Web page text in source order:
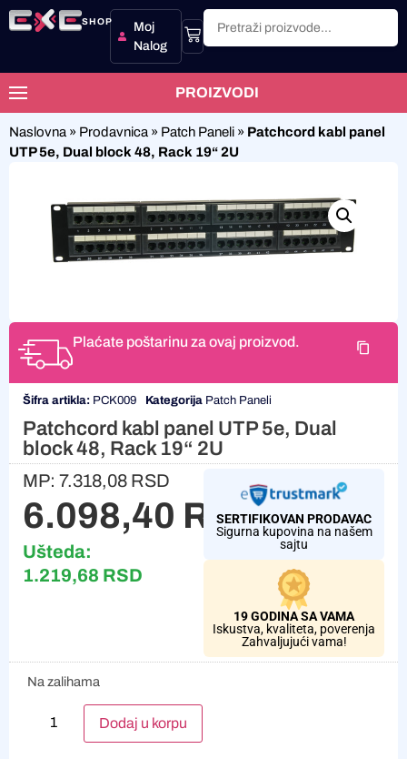
SHOP
Moj
Nalog
PROIZVODI
Naslovna » Prodavnica » Patch Paneli » Patchcord kabl panel
UTP 5e, Dual block 48, Rack 19“ 2U
Plaćate poštarinu za ovaj proizvod.
Šifra artikla: PCK009 Kategorija Patch Paneli
Patchcord kabl panel UTP 5e, Dual
block 48, Rack 19“ 2U
MP: 7.318,08 RSD
6.098,40 RSD
Ušteda:
1.219,68 RSD
SERTIFIKOVAN PRODAVAC
Sigurna kupovina na našem
sajtu
19 GODINA SA VAMA
Iskustva, kvaliteta, poverenja
Zahvaljujući vama!
Na zalihama
Dodaj u korpu